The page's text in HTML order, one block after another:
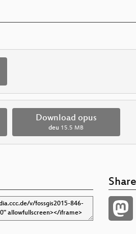
Download opus
deu 15.5 MB